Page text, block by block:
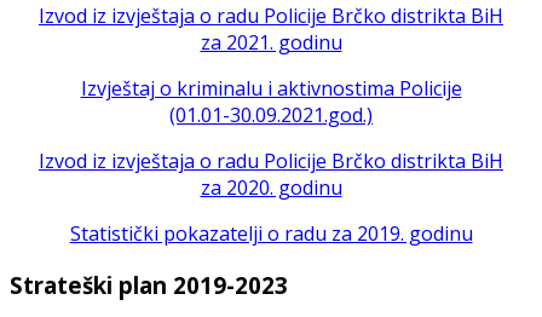
Izvod iz izvještaja o radu Policije Brčko distrikta BiH
za 2021. godinu
Izvještaj o kriminalu i aktivnostima Policije
(01.01-30.09.2021.god.)
Izvod iz izvještaja o radu Policije Brčko distrikta BiH
za 2020. godinu
Statistički pokazatelji o radu za 2019. godinu
Strateški plan 2019-2023